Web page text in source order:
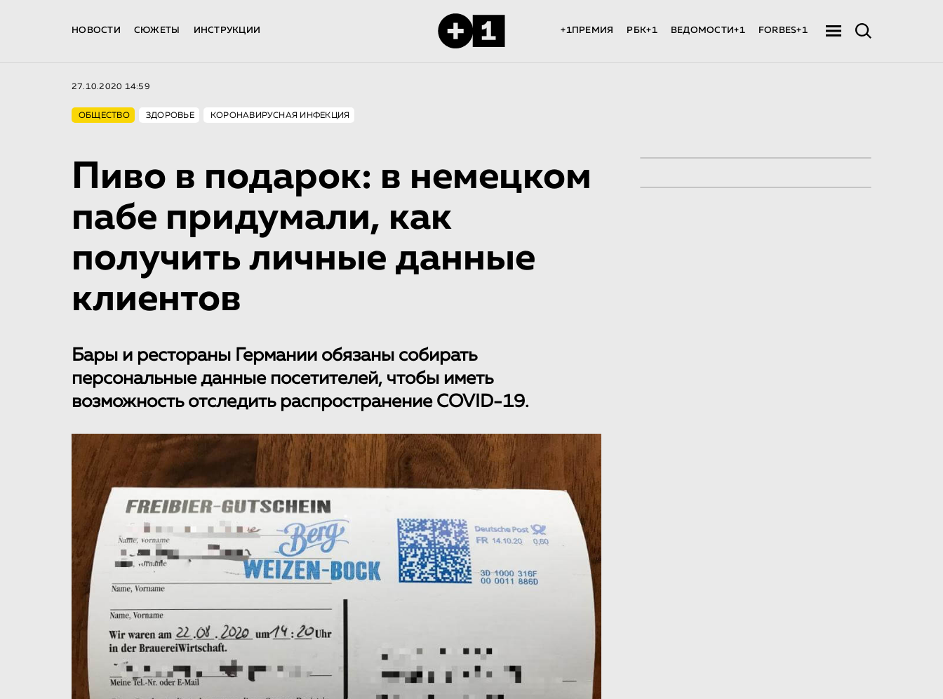
НОВОСТИ СЮЖЕТЫ ИНСТРУКЦИИ +1ПРЕМИЯ РБК+1 ВЕДОМОСТИ+1 FORBES+1
27.10.2020 14:59
ОБЩЕСТВО ЗДОРОВЬЕ КОРОНАВИРУСНАЯ ИНФЕКЦИЯ
Пиво в подарок: в немецком
пабе придумали, как
получить личные данные
клиентов
Бары и рестораны Германии обязаны собирать
персональные данные посетителей, чтобы иметь
возможность отследить распространение COVID-19.